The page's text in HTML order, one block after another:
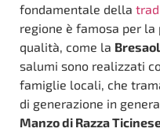
fondamentale della
regione è famosa per
qualità, come la
salumi sono realizzati
famiglie locali, che
di generazione in
Manzo di Razza